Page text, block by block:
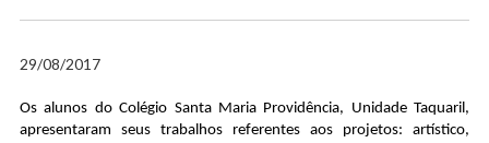
29/08/2017
Os alunos do Colégio Santa Maria Providência, Unidade Taquaril,
apresentaram seus trabalhos referentes aos projetos: artístico,